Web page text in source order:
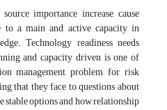
importance increase, cause
to a main and active capacity in
Technology readiness needs
and capacity driven is one of
management problem for risk
that they face to questions about
stable options and how relationship